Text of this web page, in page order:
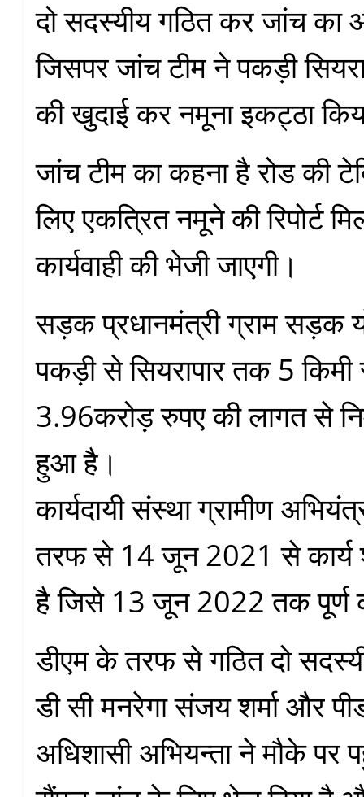
दो सदस्यीय गठित कर जांच का
जिसपर जांच टीम ने पकड़ी
की खुदाई कर नमूना इकट्ठा
जांच टीम का कहना है रोड की
लिए एकत्रित नमूने की रिपोर्ट
कार्यवाही की भेजी जाएगी।
सड़क प्रधानमंत्री ग्राम सड़क
पकड़ी से सियरापार तक 5
3.96करोड़ रुपए की लागत से
हुआ है।
कार्यदायी संस्था ग्रामीण
तरफ से 14 जून 2021 से कार्य
है जिसे 13 जून 2022 तक पूर्ण
डीएम के तरफ से गठित दो
डी सी मनरेगा संजय शर्मा और
अधिशासी अभियन्ता ने मौके